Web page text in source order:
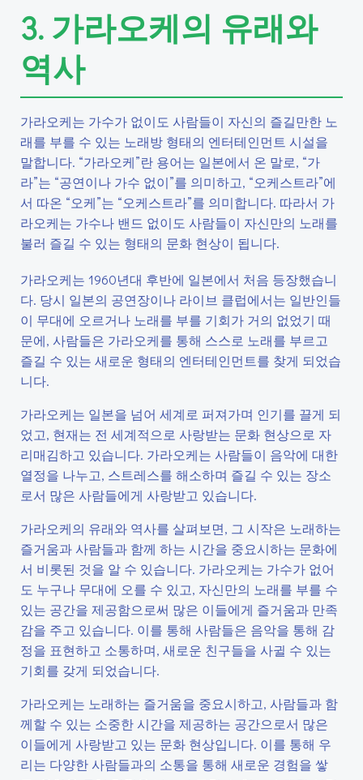
3. 가라오케의 유래와
역사
가라오케는 가수가 없이도 사람들이 자신의 즐길만한 노
래를 부를 수 있는 노래방 형태의 엔터테인먼트 시설을
말합니다. “가라오케”란 용어는 일본에서 온 말로, “가
라”는 “공연이나 가수 없이”를 의미하고, “오케스트라”에
서 따온 “오케”는 “오케스트라”를 의미합니다. 따라서 가
라오케는 가수나 밴드 없이도 사람들이 자신만의 노래를
불러 즐길 수 있는 형태의 문화 현상이 됩니다.
가라오케는 1960년대 후반에 일본에서 처음 등장했습니
다. 당시 일본의 공연장이나 라이브 클럽에서는 일반인들
이 무대에 오르거나 노래를 부를 기회가 거의 없었기 때
문에, 사람들은 가라오케를 통해 스스로 노래를 부르고
즐길 수 있는 새로운 형태의 엔터테인먼트를 찾게 되었습
니다.
가라오케는 일본을 넘어 세계로 퍼져가며 인기를 끌게 되
었고, 현재는 전 세계적으로 사랑받는 문화 현상으로 자
리매김하고 있습니다. 가라오케는 사람들이 음악에 대한
열정을 나누고, 스트레스를 해소하며 즐길 수 있는 장소
로서 많은 사람들에게 사랑받고 있습니다.
가라오케의 유래와 역사를 살펴보면, 그 시작은 노래하는
즐거움과 사람들과 함께 하는 시간을 중요시하는 문화에
서 비롯된 것을 알 수 있습니다. 가라오케는 가수가 없어
도 누구나 무대에 오를 수 있고, 자신만의 노래를 부를 수
있는 공간을 제공함으로써 많은 이들에게 즐거움과 만족
감을 주고 있습니다. 이를 통해 사람들은 음악을 통해 감
정을 표현하고 소통하며, 새로운 친구들을 사귈 수 있는
기회를 갖게 되었습니다.
가라오케는 노래하는 즐거움을 중요시하고, 사람들과 함
께할 수 있는 소중한 시간을 제공하는 공간으로서 많은
이들에게 사랑받고 있는 문화 현상입니다. 이를 통해 우
리는 다양한 사람들과의 소통을 통해 새로운 경험을 쌓